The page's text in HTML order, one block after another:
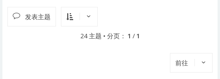
发表主题
24 主题 • 分页： 1 /1
前往